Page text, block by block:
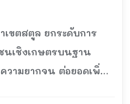
เขตสตูล ยกระดับการ
นเชิงเกษตรบนฐาน
วามยากจน ต่อยอดเพิ่ม
ยมิติ